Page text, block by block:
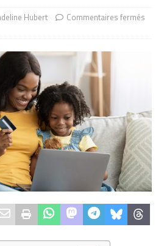
Hubert Commentaires fermés